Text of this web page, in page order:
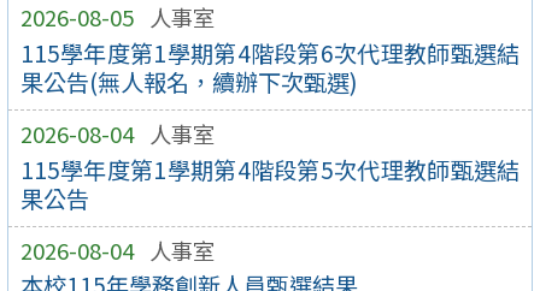
2026-08-05 人事室
115學年度第1學期第4階段第6次代理教師甄選結
果公告(無人報名，續辦下次甄選)
2026-08-04 人事室
115學年度第1學期第4階段第5次代理教師甄選結
果公告
2026-08-04 人事室